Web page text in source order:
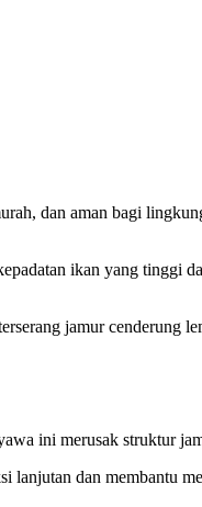
dan aman bagi
ikan yang tinggi
jamur cenderung
ini merusak struktur
lanjutan dan membantu